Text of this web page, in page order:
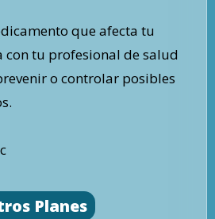
que afecta tu
con tu profesional de salud
o controlar posibles
Planes